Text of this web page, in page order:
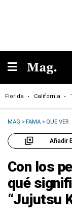
Florida California
MAG >FAMA > QUE VER
Añadir
Con los
qué
“Jujutsu